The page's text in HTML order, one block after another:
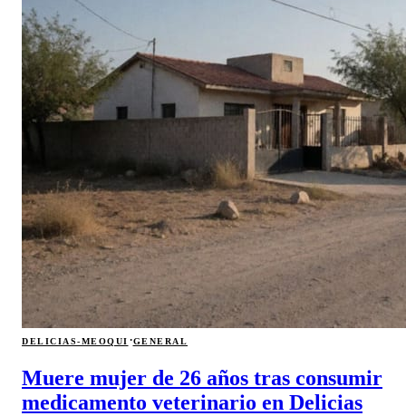
DELICIAS-MEOQUI ·GENERAL
Muere mujer de 26 años tras consumir
medicamento veterinario en Delicias